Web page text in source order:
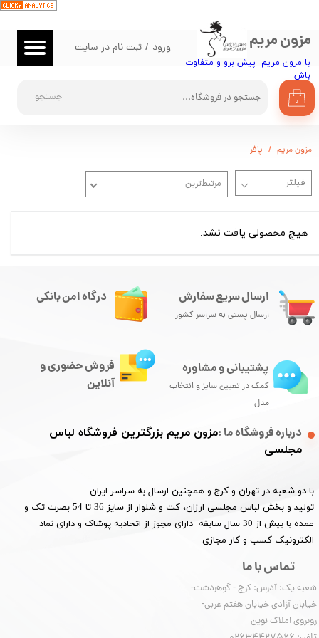
مزون مریم
با مزون مریم پیش برو و متفاوت
باش​​​​​​​
جستجو ۰
ورود / ثبت نام در سایت
حساب کاربری من
تغییر گذر واژه
سفارشات
مزون مریم پافر
مرتبط‌ترین
هیچ محصولی یافت نشد.
ارسال سریع سفارش
ارسال پستی به سراسر کشور
درباره فروشگاه ما :مزون مریم بزرگترین فروشگاه لباس
مجلسی
با دو شعبه در تهران و کرج و همچنین ارسال به سراسر ایران
تولید و بخش لباس مجلسی ارزان، کت و شلوار از سایز 36 تا 54 بصرت تک و
عمده با بیش از 30 سال سابقه دارای مجوز از اتحادیه پوشاک و دارای نماد
الکترونیک کسب و کار مجازی
تماس با ما
شعبه یک: آدرس: کرج - گوهردشت-
خیابان آزادی خیابان هفتم غربی-
روبروی املاک نوین
درگاه امن بانکی
پشتیبانی و مشاوره
کمک در تعیین سایز و انتخاب
مدل
فروش حضوری و
آنلاین